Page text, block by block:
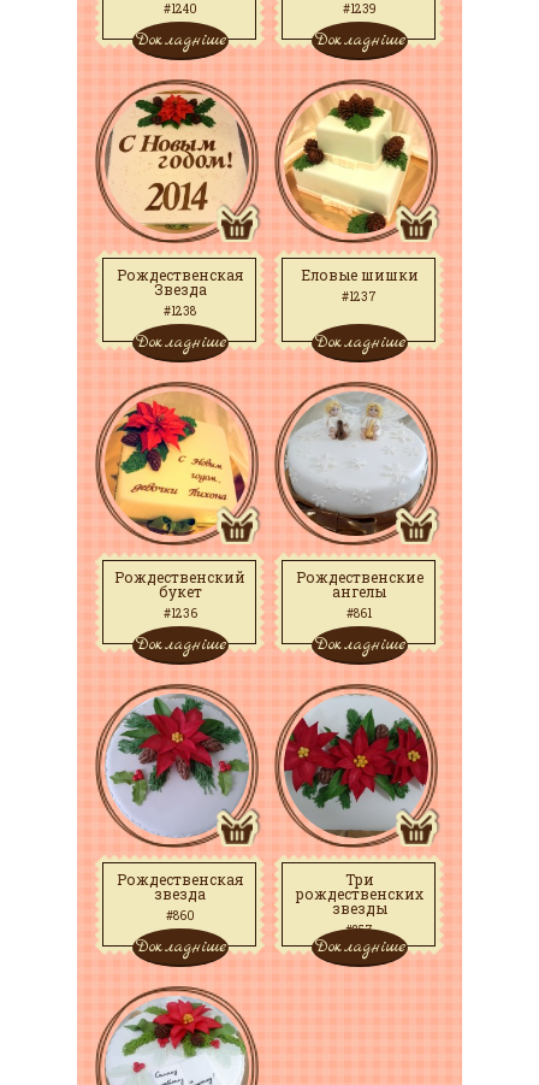
#1240
Докладніше
#1239
Докладніше
Рождественская
Звезда
#1238
Докладніше
Еловые шишки
#1237
Докладніше
Рождественский
букет
#1236
Докладніше
Рождественские
ангелы
#861
Докладніше
Рождественская
звезда
#860
Докладніше
Три
рождественских
звезды
#857
Докладніше